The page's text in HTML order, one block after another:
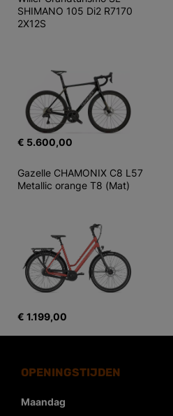
SHIMANO 105 Di2 R7170
2X12S
€ 5.600,00
Gazelle CHAMONIX C8 L57
Metallic orange T8 (Mat)
€ 1.199,00
OPENINGSTIJDEN
Maandag